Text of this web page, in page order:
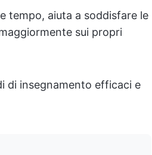
tempo, aiuta a soddisfare le
sui propri
di insegnamento efficaci e